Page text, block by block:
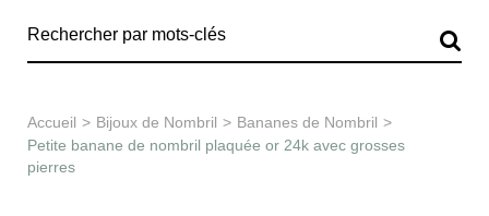
Découvrir la collection
Besoin d’aide ?
Accueil > Bijoux de Nombril > Bananes de Nombril >
Petite banane de nombril plaquée or 24k avec grosses
pierres